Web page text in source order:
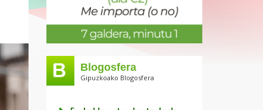
Blogosfera
Gipuzkoako Blogosfera